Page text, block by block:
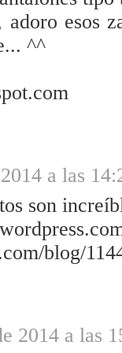
esos
^^
a las
son
blog/
2014 a las